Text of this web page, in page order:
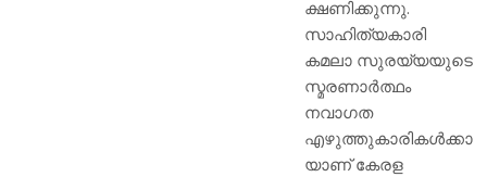
ക്ഷണിക്കുന്നു.
സാഹിത്യകാരി
കമലാ സുരയ്യയുടെ
സ്മരണാര്‍ത്ഥം
നവാഗത
എഴുത്തുകാരികള്‍ക്കാ
യാണ് കേരള